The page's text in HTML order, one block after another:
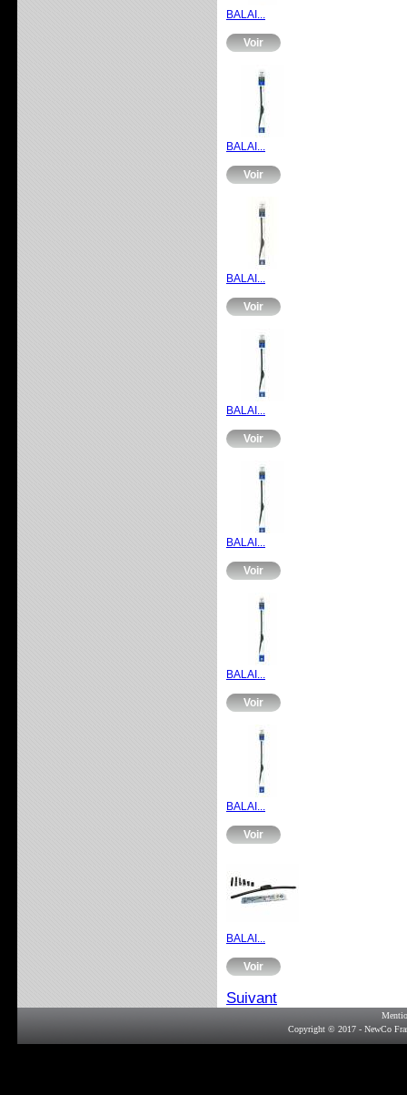
BALAI...
Voir
BALAI...
Voir
BALAI...
Voir
BALAI...
Voir
BALAI...
Voir
BALAI...
Voir
BALAI...
Voir
BALAI...
Voir
Suivant
Copyright © 2017 - NewCo